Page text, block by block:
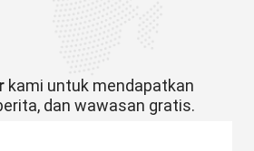
kami untuk mendapatkan
dan wawasan gratis.